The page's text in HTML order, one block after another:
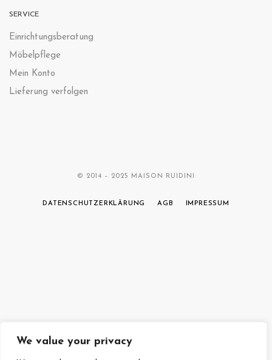
We value your privacy
SERVICE
Einrichtungsberatung
Möbelpflege
Mein Konto
Lieferung verfolgen
© 2014 – 2025 MAISON RUIDINI
DATENSCHUTZERKLÄRUNG AGB IMPRESSUM